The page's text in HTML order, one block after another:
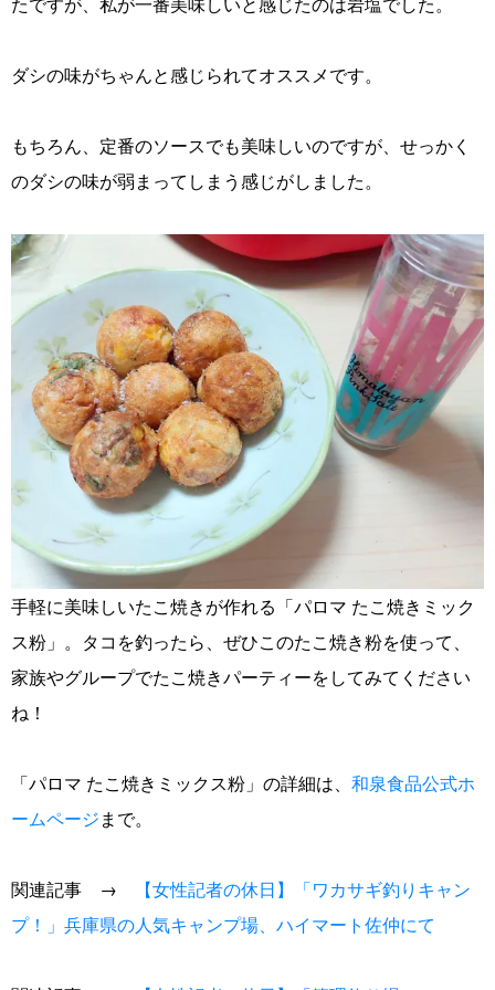
ダシの味がちゃんと感じられてオススメです。
もちろん、定番のソースでも美味しいのですが、せっかく
のダシの味が弱まってしまう感じがしました。
手軽に美味しいたこ焼きが作れる「パロマ たこ焼きミック
ス粉」。タコを釣ったら、ぜひこのたこ焼き粉を使って、
家族やグループでたこ焼きパーティーをしてみてください
ね！
「パロマ たこ焼きミックス粉」の詳細は、 和泉食品公式ホ
ームページまで。
関連記事 →
【女性記者の休日】「ワカサギ釣りキャン
プ！」兵庫県の人気キャンプ場、ハイマート佐仲にて